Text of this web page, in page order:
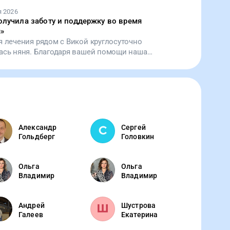
2026
заботу и поддержку во время
»
лечения рядом с Викой круглосуточно
няня. Благодаря вашей помощи наша
Александр
Гольдберг
Сергей
Головкин
Ольга
Владимир
Ольга
Владимир
Андрей
Галеев
Шустрова
Екатерина